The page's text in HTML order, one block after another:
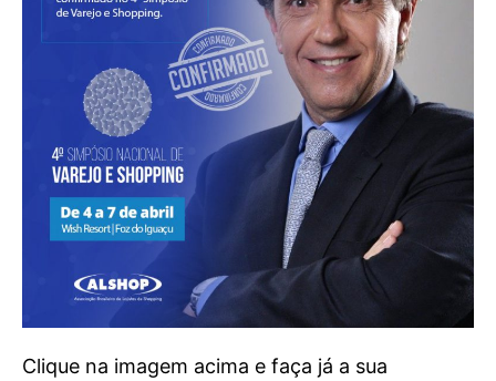
Clique na imagem acima e faça já a sua